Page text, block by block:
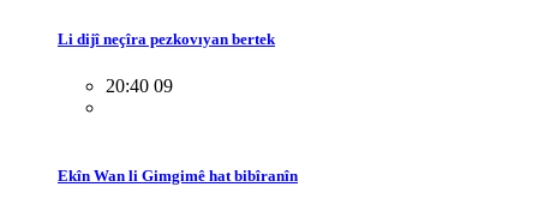
Li dijî neçîra pezkovıyan bertek
20:40 09
Ekîn Wan li Gimgimê hat bibîranîn